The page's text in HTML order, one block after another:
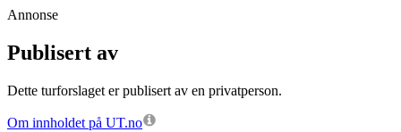
Annonse
Publisert av
Dette turforslaget er publisert av en privatperson.
Om innholdet på UT.no